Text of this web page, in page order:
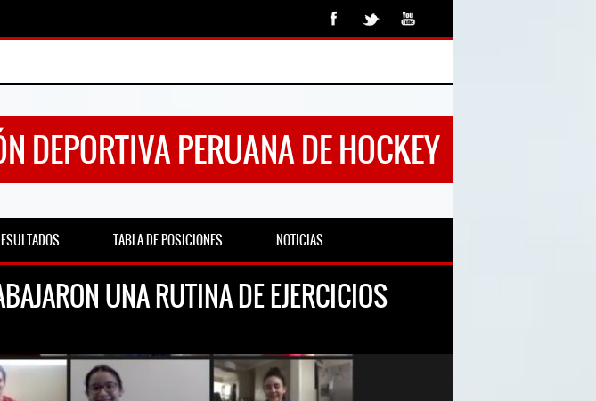
DEPORTIVA PERUANA DE HOCKEY
TABLA DE POSICIONES NOTICIAS
UNA RUTINA DE EJERCICIOS